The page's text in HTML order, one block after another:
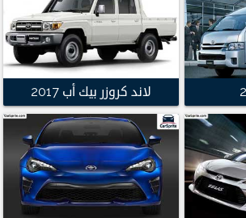
لاند كروزر بيك أب 2017